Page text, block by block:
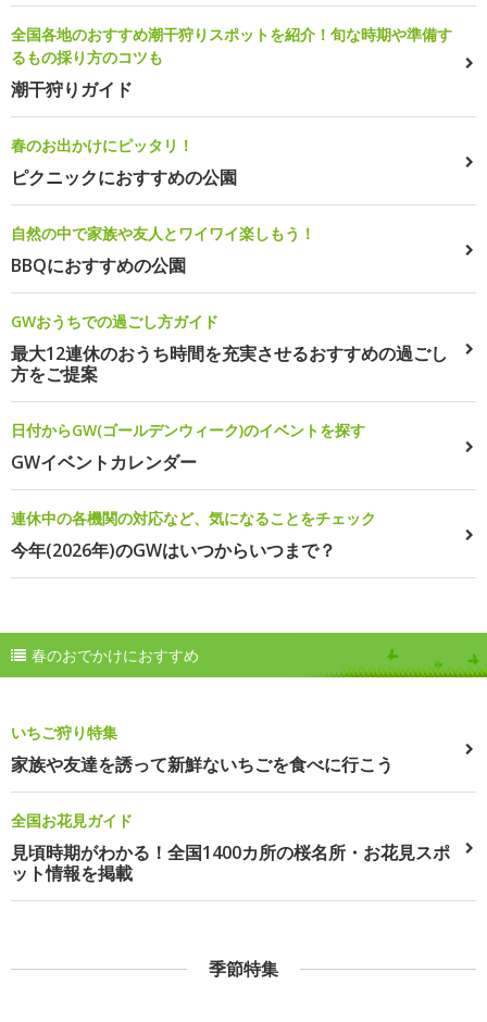
全国各地のおすすめ潮干狩りスポットを紹介！旬な時期や準備す
るもの採り方のコツも
潮干狩りガイド
春のお出かけにピッタリ！
ピクニックにおすすめの公園
自然の中で家族や友人とワイワイ楽しもう！
BBQにおすすめの公園
GWおうちでの過ごし方ガイド
最大12連休のおうち時間を充実させるおすすめの過ごし
方をご提案
日付からGW(ゴールデンウィーク)のイベントを探す
GWイベントカレンダー
連休中の各機関の対応など、気になることをチェック
今年(2026年)のGWはいつからいつまで？
春のおでかけにおすすめ
いちご狩り特集
家族や友達を誘って新鮮ないちごを食べに行こう
全国お花見ガイド
見頃時期がわかる！全国1400カ所の桜名所・お花見スポ
ット情報を掲載
季節特集